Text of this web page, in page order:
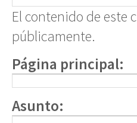
El contenido de este
públicamente.
Página principal:
Asunto: